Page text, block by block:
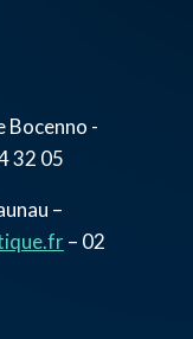
Bocenno -
32 05
–
– 02